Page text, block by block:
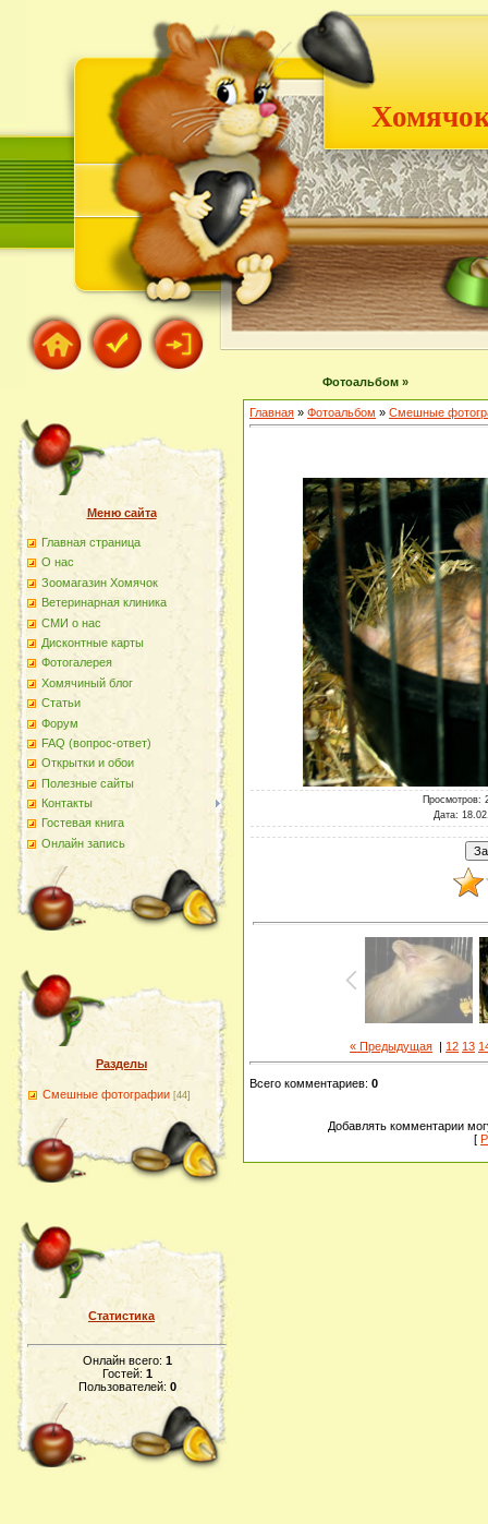
Фотоальбом »
Меню сайта
Главная страница
О наc
Зоомагазин Хомячок
Ветеринарная клиника
СМИ о нас
Дисконтные карты
Фотогалерея
Хомячиный блог
Статьи
Форум
FAQ (вопрос-ответ)
Открытки и обои
Полезные сайты
Контакты
Гостевая книга
Онлайн запись
Разделы
Смешные фотографии [44]
Статистика
Онлайн всего: 1
Гостей: 1
Пользователей: 0
Главная » Фотоальбом » Смешные
Просмотров:
Дата:
« Предыдущая | 12 13
Всего комментариев: 0
Добавлять комментарии
[